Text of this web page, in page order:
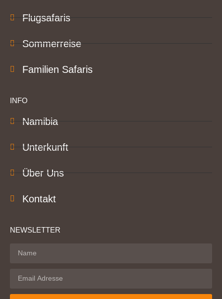
Flugsafaris
Sommerreise
Familien Safaris
INFO
Namibia
Unterkunft
Über Uns
Kontakt
NEWSLETTER